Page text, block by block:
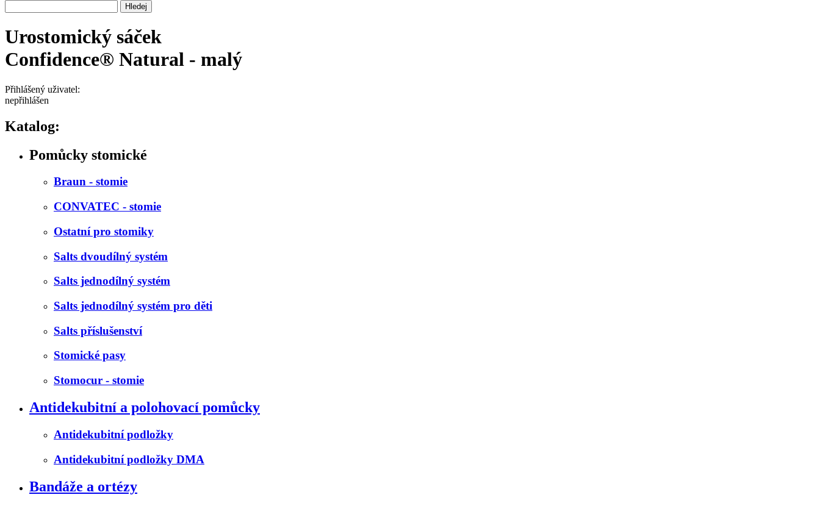
Urostomický sáček
Confidence® Natural - malý
Přihlášený uživatel:
nepřihlášen
Katalog:
Pomůcky stomické
Braun - stomie
CONVATEC - stomie
Ostatní pro stomiky
Salts dvoudílný systém
Salts jednodílný systém
Salts jednodílný systém pro děti
Salts příslušenství
Stomické pasy
Stomocur - stomie
Antidekubitní a polohovací pomůcky
Antidekubitní podložky
Antidekubitní podložky DMA
Bandáže a ortézy